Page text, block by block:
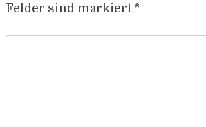
Felder sind markiert *